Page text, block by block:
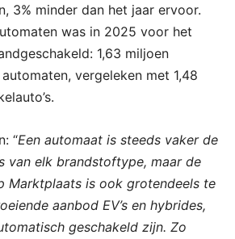
3% minder dan het jaar ervoor.
was in 2025 voor het
1,63 miljoen
vergeleken met 1,48
“Een automaat is steeds vaker de
van elk brandstoftype, maar de
Marktplaats is ook grotendeels te
aanbod EV’s en hybrides,
geschakeld zijn. Zo